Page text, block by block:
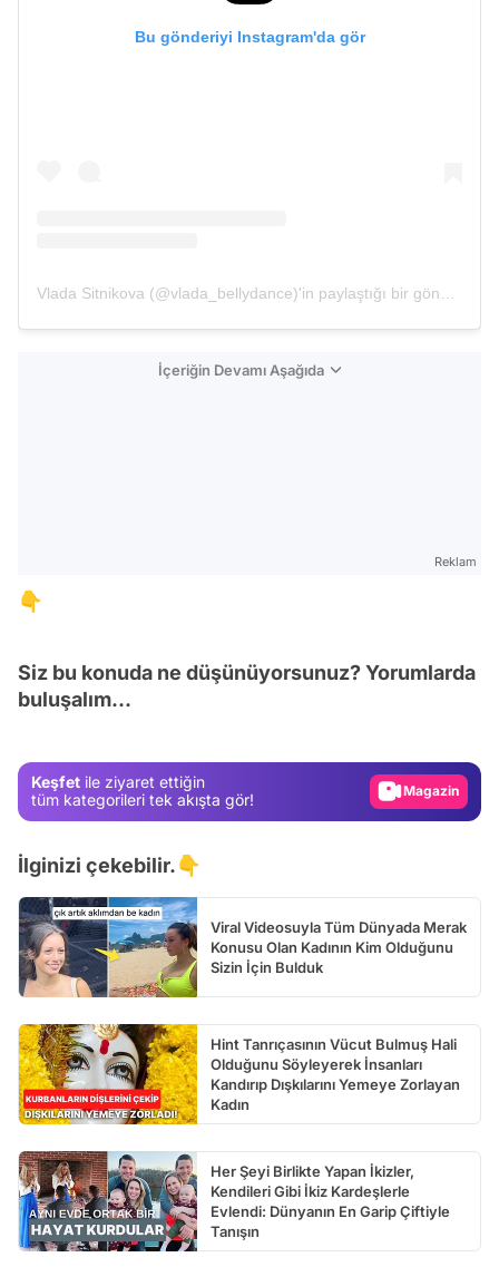
Bu gönderiyi Instagram'da gör
İçeriğin Devamı Aşağıda
Reklam
👇
Siz bu konuda ne düşünüyorsunuz? Yorumlarda
buluşalım...
Keşfet ile ziyaret ettiğin
tüm kategorileri tek akışta gör!
Test
Video
İlginizi çekebilir.👇
Viral Videosuyla Tüm Dünyada Merak
Konusu Olan Kadının Kim Olduğunu
Sizin İçin Bulduk
Hint Tanrıçasının Vücut Bulmuş Hali
Olduğunu Söyleyerek İnsanları
Kandırıp Dışkılarını Yemeye Zorlayan
Kadın
Her Şeyi Birlikte Yapan İkizler,
Kendileri Gibi İkiz Kardeşlerle
Evlendi: Dünyanın En Garip Çiftiyle
Tanışın